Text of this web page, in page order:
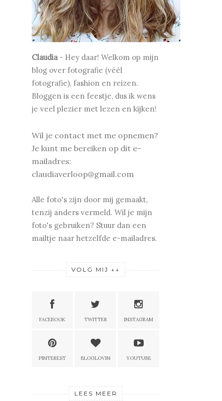
Claudia- Hey daar! Welkom op mijn
blog over fotografie (véél
fotografie), fashion en reizen.
Bloggen is een feestje, dus ik wens
je veel plezier met lezen en kijken!
Wil je contact met me opnemen?
Je kunt me bereiken op dit e-
mailadres:
claudiaverloop@gmail.com
Alle foto's zijn door mij gemaakt,
tenzij anders vermeld. Wil je mijn
foto's gebruiken? Stuur dan een
mailtje naar hetzelfde e-mailadres.
VOLG MIJ ↓↓
FACEBOOK TWITTER INSTAGRAM
PINTEREST BLOGLOVIN YOUTUBE
LEES MEER